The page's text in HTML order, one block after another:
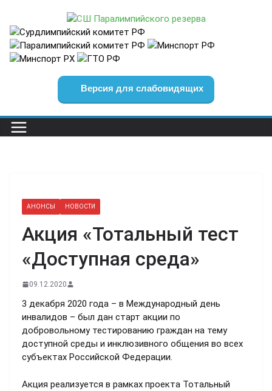
содержимому
Версия для слабовидящих
АНОНСЫ НОВОСТИ
Акция «Тотальный тест
«Доступная среда»
09.12.2020
3 декабря 2020 года – в Международный день
инвалидов – был дан старт акции по
добровольному тестированию граждан на тему
доступной среды и инклюзивного общения во всех
субъектах Российской Федерации.
Акция реализуется в рамках проекта Тотальный